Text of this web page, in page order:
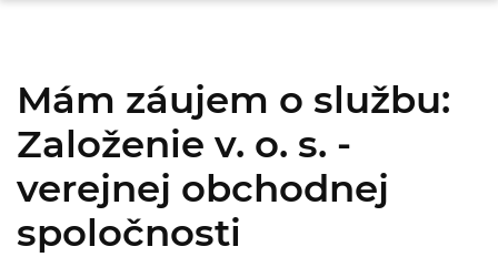
Mám záujem o službu:
Založenie v. o. s. -
verejnej obchodnej
spoločnosti